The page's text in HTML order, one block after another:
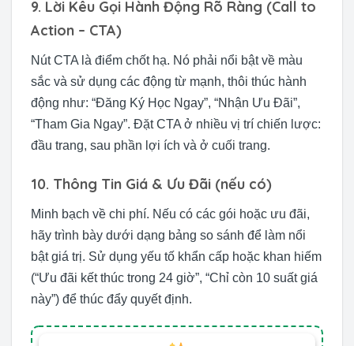
9. Lời Kêu Gọi Hành Động Rõ Ràng (Call to
Action – CTA)
Nút CTA là điểm chốt hạ. Nó phải nổi bật về màu
sắc và sử dụng các động từ mạnh, thôi thúc hành
động như: “Đăng Ký Học Ngay”, “Nhận Ưu Đãi”,
“Tham Gia Ngay”. Đặt CTA ở nhiều vị trí chiến lược:
đầu trang, sau phần lợi ích và ở cuối trang.
10. Thông Tin Giá & Ưu Đãi (nếu có)
Minh bạch về chi phí. Nếu có các gói hoặc ưu đãi,
hãy trình bày dưới dạng bảng so sánh để làm nổi
bật giá trị. Sử dụng yếu tố khẩn cấp hoặc khan hiếm
(“Ưu đãi kết thúc trong 24 giờ”, “Chỉ còn 10 suất giá
này”) để thúc đẩy quyết định.